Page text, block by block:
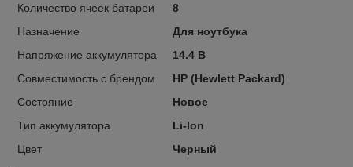
Количество ячеек батареи
8
Назначение
Для ноутбука
Напряжение аккумулятора
14.4 В
Совместимость с брендом
HP (Hewlett Packard)
Состояние
Новое
Тип аккумулятора
Li-Ion
Цвет
Черный